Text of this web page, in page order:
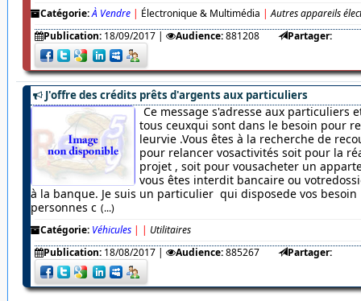
Catégorie:À Vendre | Électronique & Multimédia | Autres appareils
Publication: 18/09/2017| Audience:881208 Partager:
J'offre des crédits prêts d'argents aux particuliers
Ce message s'adresse aux particuliers
tous ceuxqui sont dans le besoin pour
leurvie .Vous êtes à la recherche de
pour relancer vosactivités soit pour la
projet , soit pour vousacheter un
vous êtes interdit bancaire ou
à la banque. Je suis un particulier qui disposede vos
personnes c (...)
Catégorie: Véhicules | | Utilitaires
Publication: 18/08/2017| Audience:885267 Partager: